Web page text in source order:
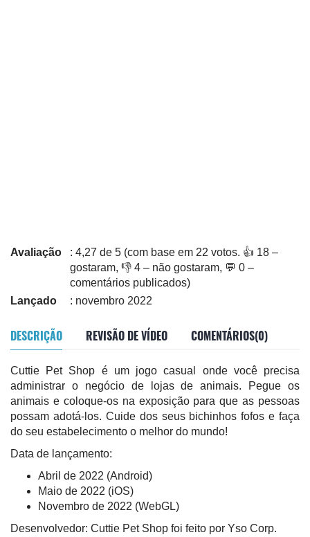
Avaliação
: 4,27 de 5 (com base em 22 votos. 👍 18 –
gostaram, 👎 4 – não gostaram, 💬 0 –
comentários publicados)
Lançado
: novembro 2022
DESCRIÇÃO REVISÃO DE VÍDEO COMENTÁRIOS(0)
Cuttie Pet Shop é um jogo casual onde você precisa
administrar o negócio de lojas de animais. Pegue os
animais e coloque-os na exposição para que as pessoas
possam adotá-los. Cuide dos seus bichinhos fofos e faça
do seu estabelecimento o melhor do mundo!
Data de lançamento:
Abril de 2022 (Android)
Maio de 2022 (iOS)
Novembro de 2022 (WebGL)
Desenvolvedor: Cuttie Pet Shop foi feito por Yso Corp.